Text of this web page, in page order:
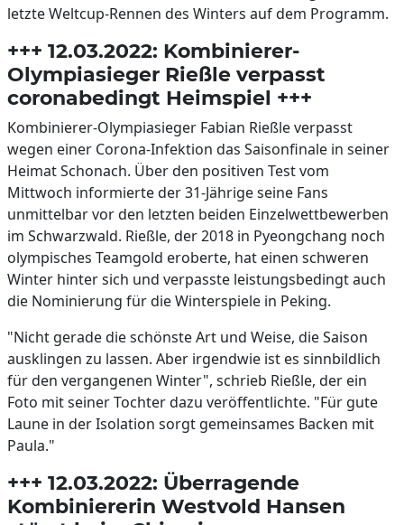
letzte Weltcup-Rennen des Winters auf dem Programm.
+++ 12.03.2022: Kombinierer-
Olympiasieger Rießle verpasst
coronabedingt Heimspiel +++
Kombinierer-Olympiasieger Fabian Rießle verpasst
wegen einer Corona-Infektion das Saisonfinale in seiner
Heimat Schonach. Über den positiven Test vom
Mittwoch informierte der 31-Jährige seine Fans
unmittelbar vor den letzten beiden Einzelwettbewerben
im Schwarzwald. Rießle, der 2018 in Pyeongchang noch
olympisches Teamgold eroberte, hat einen schweren
Winter hinter sich und verpasste leistungsbedingt auch
die Nominierung für die Winterspiele in Peking.
"Nicht gerade die schönste Art und Weise, die Saison
ausklingen zu lassen. Aber irgendwie ist es sinnbildlich
für den vergangenen Winter", schrieb Rießle, der ein
Foto mit seiner Tochter dazu veröffentlichte. "Für gute
Laune in der Isolation sorgt gemeinsames Backen mit
Paula."
+++ 12.03.2022: Überragende
Kombiniererin Westvold Hansen